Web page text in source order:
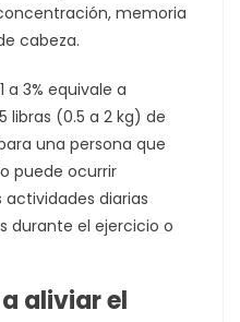
memoria
cabeza.
a 3% equivale a
libras (0.5 a 2 kg) de
una persona que
puede ocurrir
diarias
durante el ejercicio o
aliviar el